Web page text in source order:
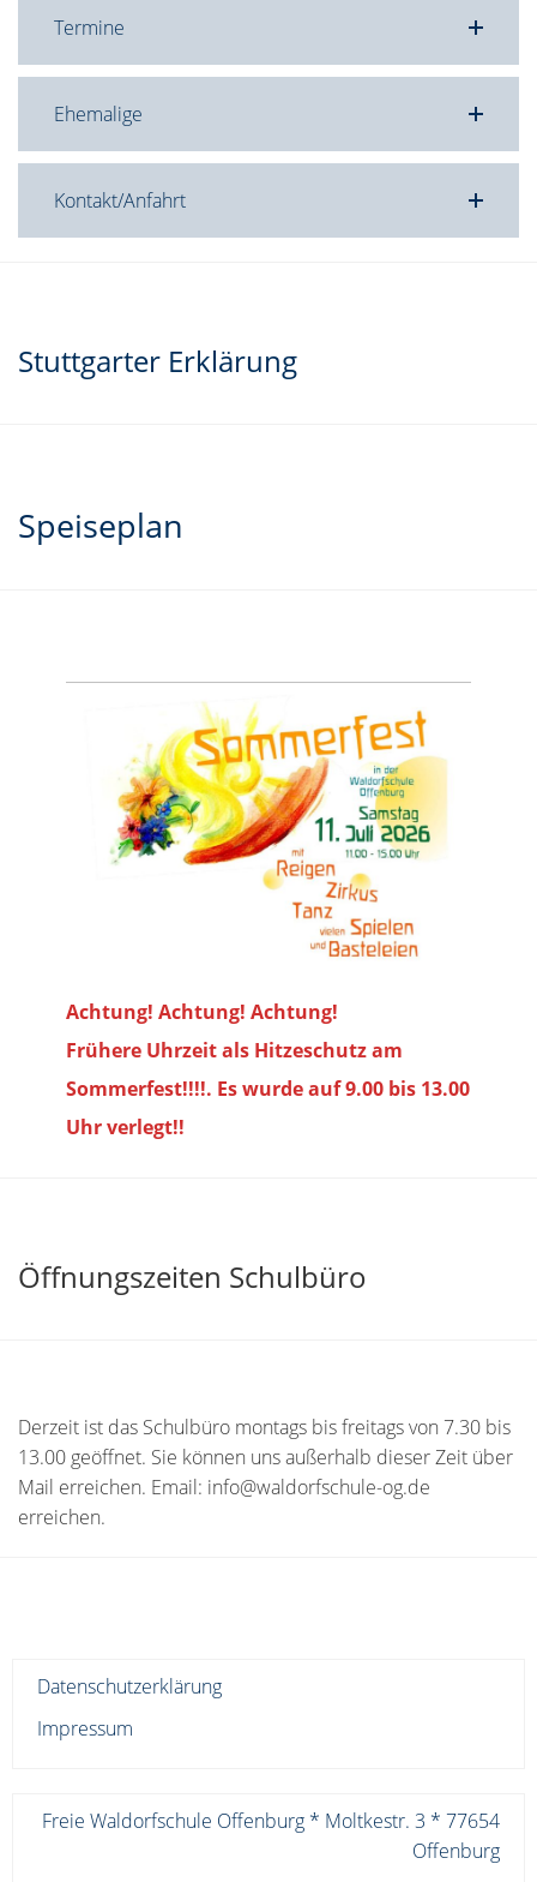
Termine
Ehemalige
Kontakt/Anfahrt
Stuttgarter Erklärung
Speiseplan
Achtung! Achtung! Achtung!
Frühere Uhrzeit als Hitzeschutz am
Sommerfest!!!!. Es wurde auf 9.00 bis 13.00
Uhr verlegt!!
Öffnungszeiten Schulbüro
Derzeit ist das Schulbüro montags bis freitags von 7.30 bis
13.00 geöffnet. Sie können uns außerhalb dieser Zeit über
Mail erreichen. Email: info@waldorfschule-og.de
erreichen.
Datenschutzerklärung
Impressum
Freie Waldorfschule Offenburg * Moltkestr. 3 * 77654
Offenburg